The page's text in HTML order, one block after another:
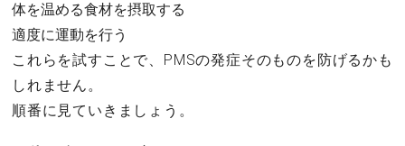
体を温める食材を摂取する
適度に運動を行う
これらを試すことで、PMSの発症そのものを防げるかも
しれません。
順番に見ていきましょう。